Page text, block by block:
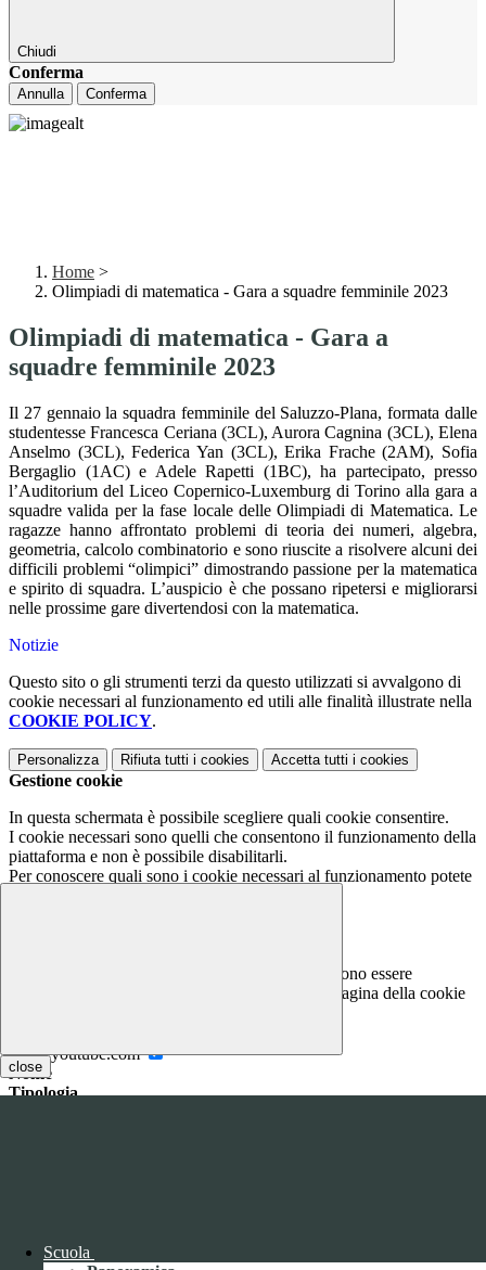
Chiudi
Conferma
Annulla Conferma
close
Scuola
Home >
Olimpiadi di matematica - Gara a squadre femminile 2023
Olimpiadi di matematica - Gara a
squadre femminile 2023
Il 27 gennaio la squadra femminile del Saluzzo-Plana, formata dalle
studentesse Francesca Ceriana (3CL), Aurora Cagnina (3CL), Elena
Anselmo (3CL), Federica Yan (3CL), Erika Frache (2AM), Sofia
Bergaglio (1AC) e Adele Rapetti (1BC), ha partecipato, presso
l’Auditorium del Liceo Copernico-Luxemburg di Torino alla gara a
squadre valida per la fase locale delle Olimpiadi di Matematica. Le
ragazze hanno affrontato problemi di teoria dei numeri, algebra,
geometria, calcolo combinatorio e sono riuscite a risolvere alcuni dei
difficili problemi “olimpici” dimostrando passione per la matematica
e spirito di squadra. L’auspicio è che possano ripetersi e migliorarsi
nelle prossime gare divertendosi con la matematica.
Notizie
Questo sito o gli strumenti terzi da questo utilizzati si avvalgono di
cookie necessari al funzionamento ed utili alle finalità illustrate nella
COOKIE POLICY.
Personalizza Rifiuta tutti i cookies Accetta tutti i cookies
Gestione cookie
In questa schermata è possibile scegliere quali cookie consentire.
I cookie necessari sono quelli che consentono il funzionamento della
piattaforma e non è possibile disabilitarli.
Per conoscere quali sono i cookie necessari al funzionamento potete
I cookie necessari per il funzionamento non possono essere
disabilitati. È possibile consultare l'elenco nella pagina della cookie
www.youtube.com
Nome
Tipologia
traccia delle visualizzazioni dei video incorporati.